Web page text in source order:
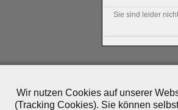
Sie sind leider
Wir nutzen Cookies auf unserer
(Tracking Cookies). Sie können